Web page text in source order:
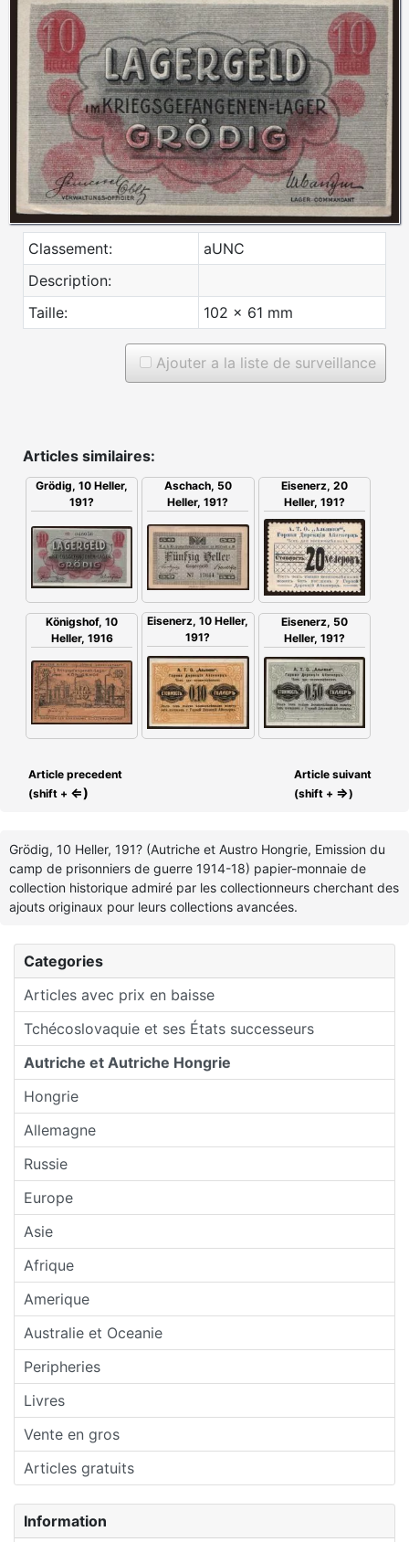
Categories
Articles avec prix en baisse
Tchécoslovaquie et ses États successeurs
Autriche et Autriche Hongrie
Hongrie
Allemagne
Russie
Europe
Asie
Afrique
Amerique
Australie et Oceanie
Peripheries
Livres
Vente en gros
Articles gratuits
Information
Classement:
aUNC
Description:
Taille:
102 x 61 mm
Ajouter a la liste de surveillance
Articles similaires:
Grödig, 10 Heller,
191?
Aschach, 50
Heller, 191?
Eisenerz, 20
Heller, 191?
Königshof, 10
Heller, 1916
Eisenerz, 10 Heller,
191?
Eisenerz, 50
Heller, 191?
Article precedent
(shift + ⇐)
Article suivant
(shift + ⇒)
Grödig, 10 Heller, 191? (Autriche et Austro Hongrie, Emission du
camp de prisonniers de guerre 1914-18) papier-monnaie de
collection historique admiré par les collectionneurs cherchant des
ajouts originaux pour leurs collections avancées.